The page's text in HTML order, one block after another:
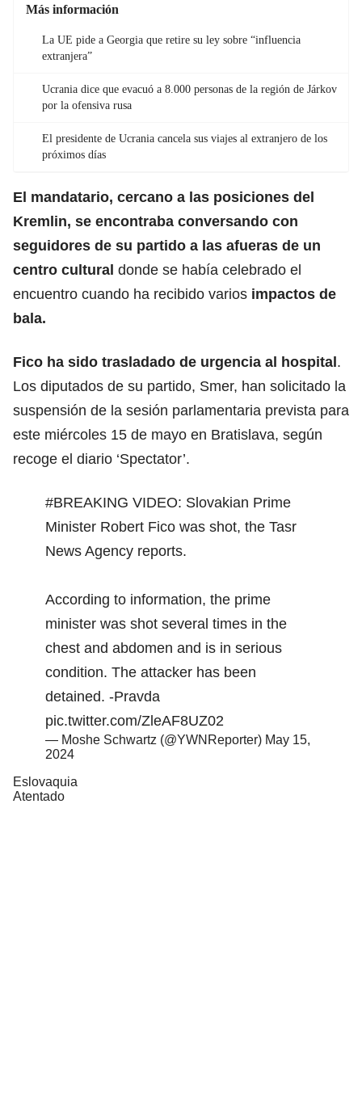
Más información
La UE pide a Georgia que retire su ley sobre “influencia
extranjera”
Ucrania dice que evacuó a 8.000 personas de la región de Járkov
por la ofensiva rusa
El presidente de Ucrania cancela sus viajes al extranjero de los
próximos días
El mandatario, cercano a las posiciones del
Kremlin, se encontraba conversando con
seguidores de su partido a las afueras de un
centro cultural donde se había celebrado el
encuentro cuando ha recibido varios impactos de
bala.
Fico ha sido trasladado de urgencia al hospital.
Los diputados de su partido, Smer, han solicitado la
suspensión de la sesión parlamentaria prevista para
este miércoles 15 de mayo en Bratislava, según
recoge el diario ‘Spectator’.
#BREAKING VIDEO: Slovakian Prime
Minister Robert Fico was shot, the Tasr
News Agency reports.
According to information, the prime
minister was shot several times in the
chest and abdomen and is in serious
condition. The attacker has been
detained. -Pravda
pic.twitter.com/ZleAF8UZ02
— Moshe Schwartz (@YWNReporter) May 15,
2024
Eslovaquia
Atentado